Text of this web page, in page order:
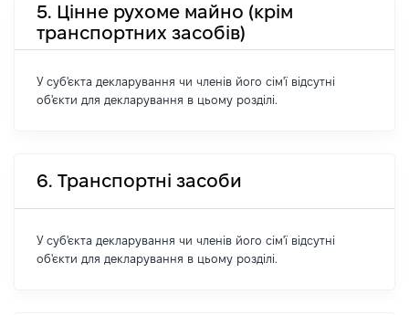
5. Цінне рухоме майно (крім
транспортних засобів)
У суб'єкта декларування чи членів його сім'ї відсутні
об'єкти для декларування в цьому розділі.
6. Транспортні засоби
У суб'єкта декларування чи членів його сім'ї відсутні
об'єкти для декларування в цьому розділі.